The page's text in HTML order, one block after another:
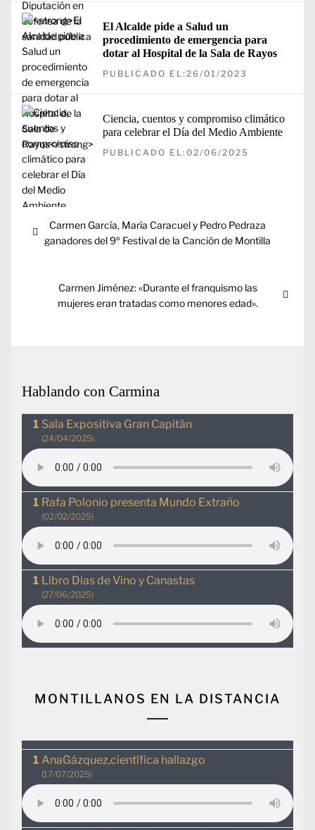
El Alcalde pide a Salud un
procedimiento de emergencia para
dotar al Hospital de la Sala de Rayos
PUBLICADO EL:26/01/2023
Ciencia, cuentos y compromiso climático
para celebrar el Día del Medio Ambiente
PUBLICADO EL:02/06/2025
de
Entrada
anterior:
Carmen García, María Caracuel y Pedro Pedraza
ganadores del 9º Festival de la Canción de Montilla
Entrada
siguiente:
Carmen Jiménez: «Durante el franquismo las
mujeres eran tratadas como menores edad».
Hablando con Carmina
Sala Expositiva Gran Capitán
(24/04/2025)
Rafa Polonio presenta Mundo Extraño
(02/02/2025)
Libro Dias de Vino y Canastas
(27/06/2025)
MONTILLANOS EN LA DISTANCIA
AnaGázquez,científica hallazgo
(17/07/2025)